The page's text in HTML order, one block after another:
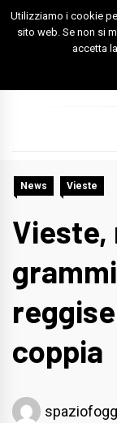
Skip
Foggia
News Vieste
Vieste,
coppia
Utilizziamo i cookie
sito web. Se non si
accetta